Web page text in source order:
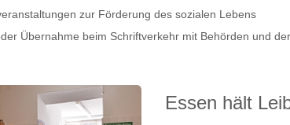
zur Förderung des sozialen Lebens
Übernahme beim Schriftverkehr mit Behörden und
Essen hält